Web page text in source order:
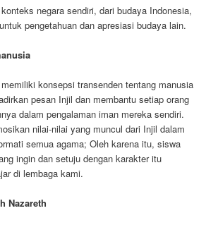
negara sendiri, dari budaya Indonesia,
pengetahuan dan apresiasi budaya lain.
konsepsi transenden tentang manusia
pesan Injil dan membantu setiap orang
dalam pengalaman iman mereka sendiri.
nilai-nilai yang muncul dari Injil dalam
semua agama; Oleh karena itu, siswa
ingin dan setuju dengan karakter itu
di lembaga kami.
Nazareth